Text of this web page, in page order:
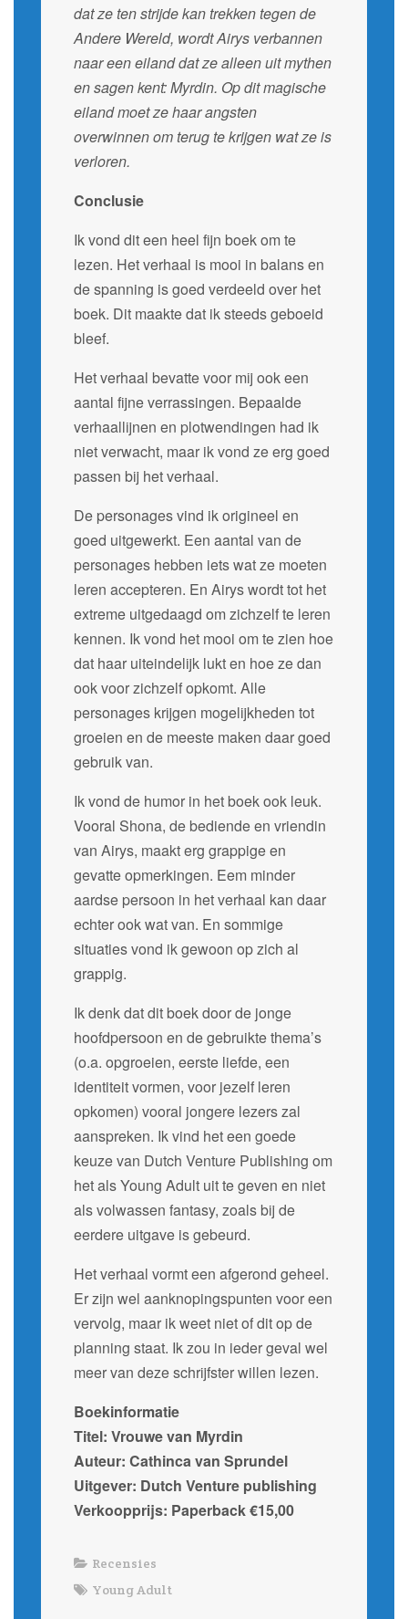
dat ze ten strijde kan trekken tegen de
Andere Wereld, wordt Airys verbannen
naar een eiland dat ze alleen uit mythen
en sagen kent: Myrdin. Op dit magische
eiland moet ze haar angsten
overwinnen om terug te krijgen wat ze is
verloren.
Conclusie
Ik vond dit een heel fijn boek om te
lezen. Het verhaal is mooi in balans en
de spanning is goed verdeeld over het
boek. Dit maakte dat ik steeds geboeid
bleef.
Het verhaal bevatte voor mij ook een
aantal fijne verrassingen. Bepaalde
verhaallijnen en plotwendingen had ik
niet verwacht, maar ik vond ze erg goed
passen bij het verhaal.
De personages vind ik origineel en
goed uitgewerkt. Een aantal van de
personages hebben iets wat ze moeten
leren accepteren. En Airys wordt tot het
extreme uitgedaagd om zichzelf te leren
kennen. Ik vond het mooi om te zien hoe
dat haar uiteindelijk lukt en hoe ze dan
ook voor zichzelf opkomt. Alle
personages krijgen mogelijkheden tot
groeien en de meeste maken daar goed
gebruik van.
Ik vond de humor in het boek ook leuk.
Vooral Shona, de bediende en vriendin
van Airys, maakt erg grappige en
gevatte opmerkingen. Eem minder
aardse persoon in het verhaal kan daar
echter ook wat van. En sommige
situaties vond ik gewoon op zich al
grappig.
Ik denk dat dit boek door de jonge
hoofdpersoon en de gebruikte thema’s
(o.a. opgroeien, eerste liefde, een
identiteit vormen, voor jezelf leren
opkomen) vooral jongere lezers zal
aanspreken. Ik vind het een goede
keuze van Dutch Venture Publishing om
het als Young Adult uit te geven en niet
als volwassen fantasy, zoals bij de
eerdere uitgave is gebeurd.
Het verhaal vormt een afgerond geheel.
Er zijn wel aanknopingspunten voor een
vervolg, maar ik weet niet of dit op de
planning staat. Ik zou in ieder geval wel
meer van deze schrijfster willen lezen.
Boekinformatie
Titel: Vrouwe van Myrdin
Auteur: Cathinca van Sprundel
Uitgever: Dutch Venture publishing
Verkoopprijs: Paperback €15,00
Recensies
Young Adult